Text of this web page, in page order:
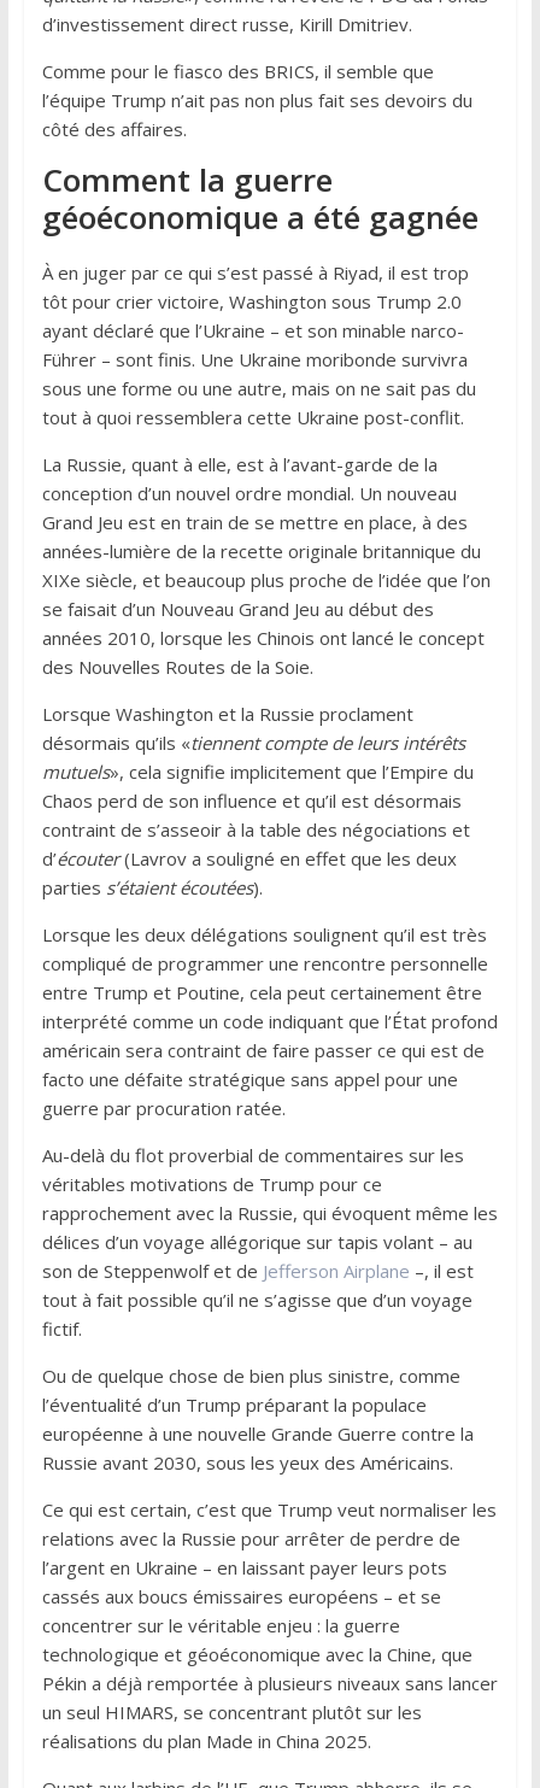
d’investissement direct russe, Kirill Dmitriev.
Comme pour le fiasco des BRICS, il semble que
l’équipe Trump n’ait pas non plus fait ses devoirs du
côté des affaires.
Comment la guerre
géoéconomique a été gagnée
À en juger par ce qui s’est passé à Riyad, il est trop
tôt pour crier victoire, Washington sous Trump 2.0
ayant déclaré que l’Ukraine – et son minable narco-
Führer – sont finis. Une Ukraine moribonde survivra
sous une forme ou une autre, mais on ne sait pas du
tout à quoi ressemblera cette Ukraine post-conflit.
La Russie, quant à elle, est à l’avant-garde de la
conception d’un nouvel ordre mondial. Un nouveau
Grand Jeu est en train de se mettre en place, à des
années-lumière de la recette originale britannique du
XIXe siècle, et beaucoup plus proche de l’idée que l’on
se faisait d’un Nouveau Grand Jeu au début des
années 2010, lorsque les Chinois ont lancé le concept
des Nouvelles Routes de la Soie.
Lorsque Washington et la Russie proclament
désormais qu’ils «tiennent compte de leurs intérêts
mutuels», cela signifie implicitement que l’Empire du
Chaos perd de son influence et qu’il est désormais
contraint de s’asseoir à la table des négociations et
d’écouter(Lavrov a souligné en effet que les deux
parties s’étaient écoutées).
Lorsque les deux délégations soulignent qu’il est très
compliqué de programmer une rencontre personnelle
entre Trump et Poutine, cela peut certainement être
interprété comme un code indiquant que l’État profond
américain sera contraint de faire passer ce qui est de
facto une défaite stratégique sans appel pour une
guerre par procuration ratée.
Au-delà du flot proverbial de commentaires sur les
véritables motivations de Trump pour ce
rapprochement avec la Russie, qui évoquent même les
délices d’un voyage allégorique sur tapis volant – au
son de Steppenwolf et de Jefferson Airplane –, il est
tout à fait possible qu’il ne s’agisse que d’un voyage
fictif.
Ou de quelque chose de bien plus sinistre, comme
l’éventualité d’un Trump préparant la populace
européenne à une nouvelle Grande Guerre contre la
Russie avant 2030, sous les yeux des Américains.
Ce qui est certain, c’est que Trump veut normaliser les
relations avec la Russie pour arrêter de perdre de
l’argent en Ukraine – en laissant payer leurs pots
cassés aux boucs émissaires européens – et se
concentrer sur le véritable enjeu : la guerre
technologique et géoéconomique avec la Chine, que
Pékin a déjà remportée à plusieurs niveaux sans lancer
un seul HIMARS, se concentrant plutôt sur les
réalisations du plan Made in China 2025.